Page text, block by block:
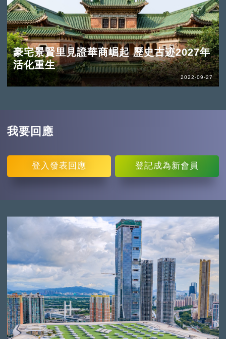
豪宅景賢里見證華商崛起 歷史古迹2027年
活化重生
2022-09-27
我要回應
登入 發表回應 登記成為新會員